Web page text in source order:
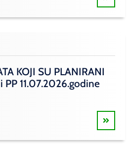
KOJI SU PLANIRANI
PP 11.07.2026.godine